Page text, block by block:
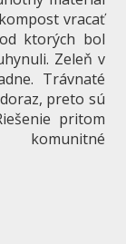
vracať
ktorých bol
Zeleň v
Trávnaté
preto sú
pritom